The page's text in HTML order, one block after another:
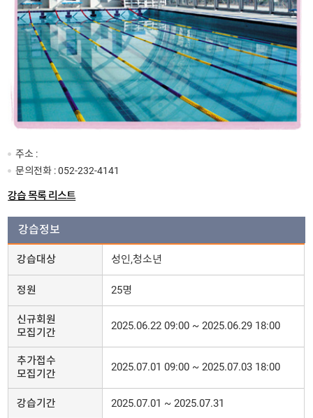
주소 :
문의전화 :052-232-4141
강습 목록 리스트
강습정보
강습대상 성인,청소년
정원 25명
신규회원
모집기간
2025.06.22 09:00 ~ 2025.06.29 18:00
추가접수
모집기간
2025.07.01 09:00 ~ 2025.07.03 18:00
강습기간 2025.07.01 ~ 2025.07.31